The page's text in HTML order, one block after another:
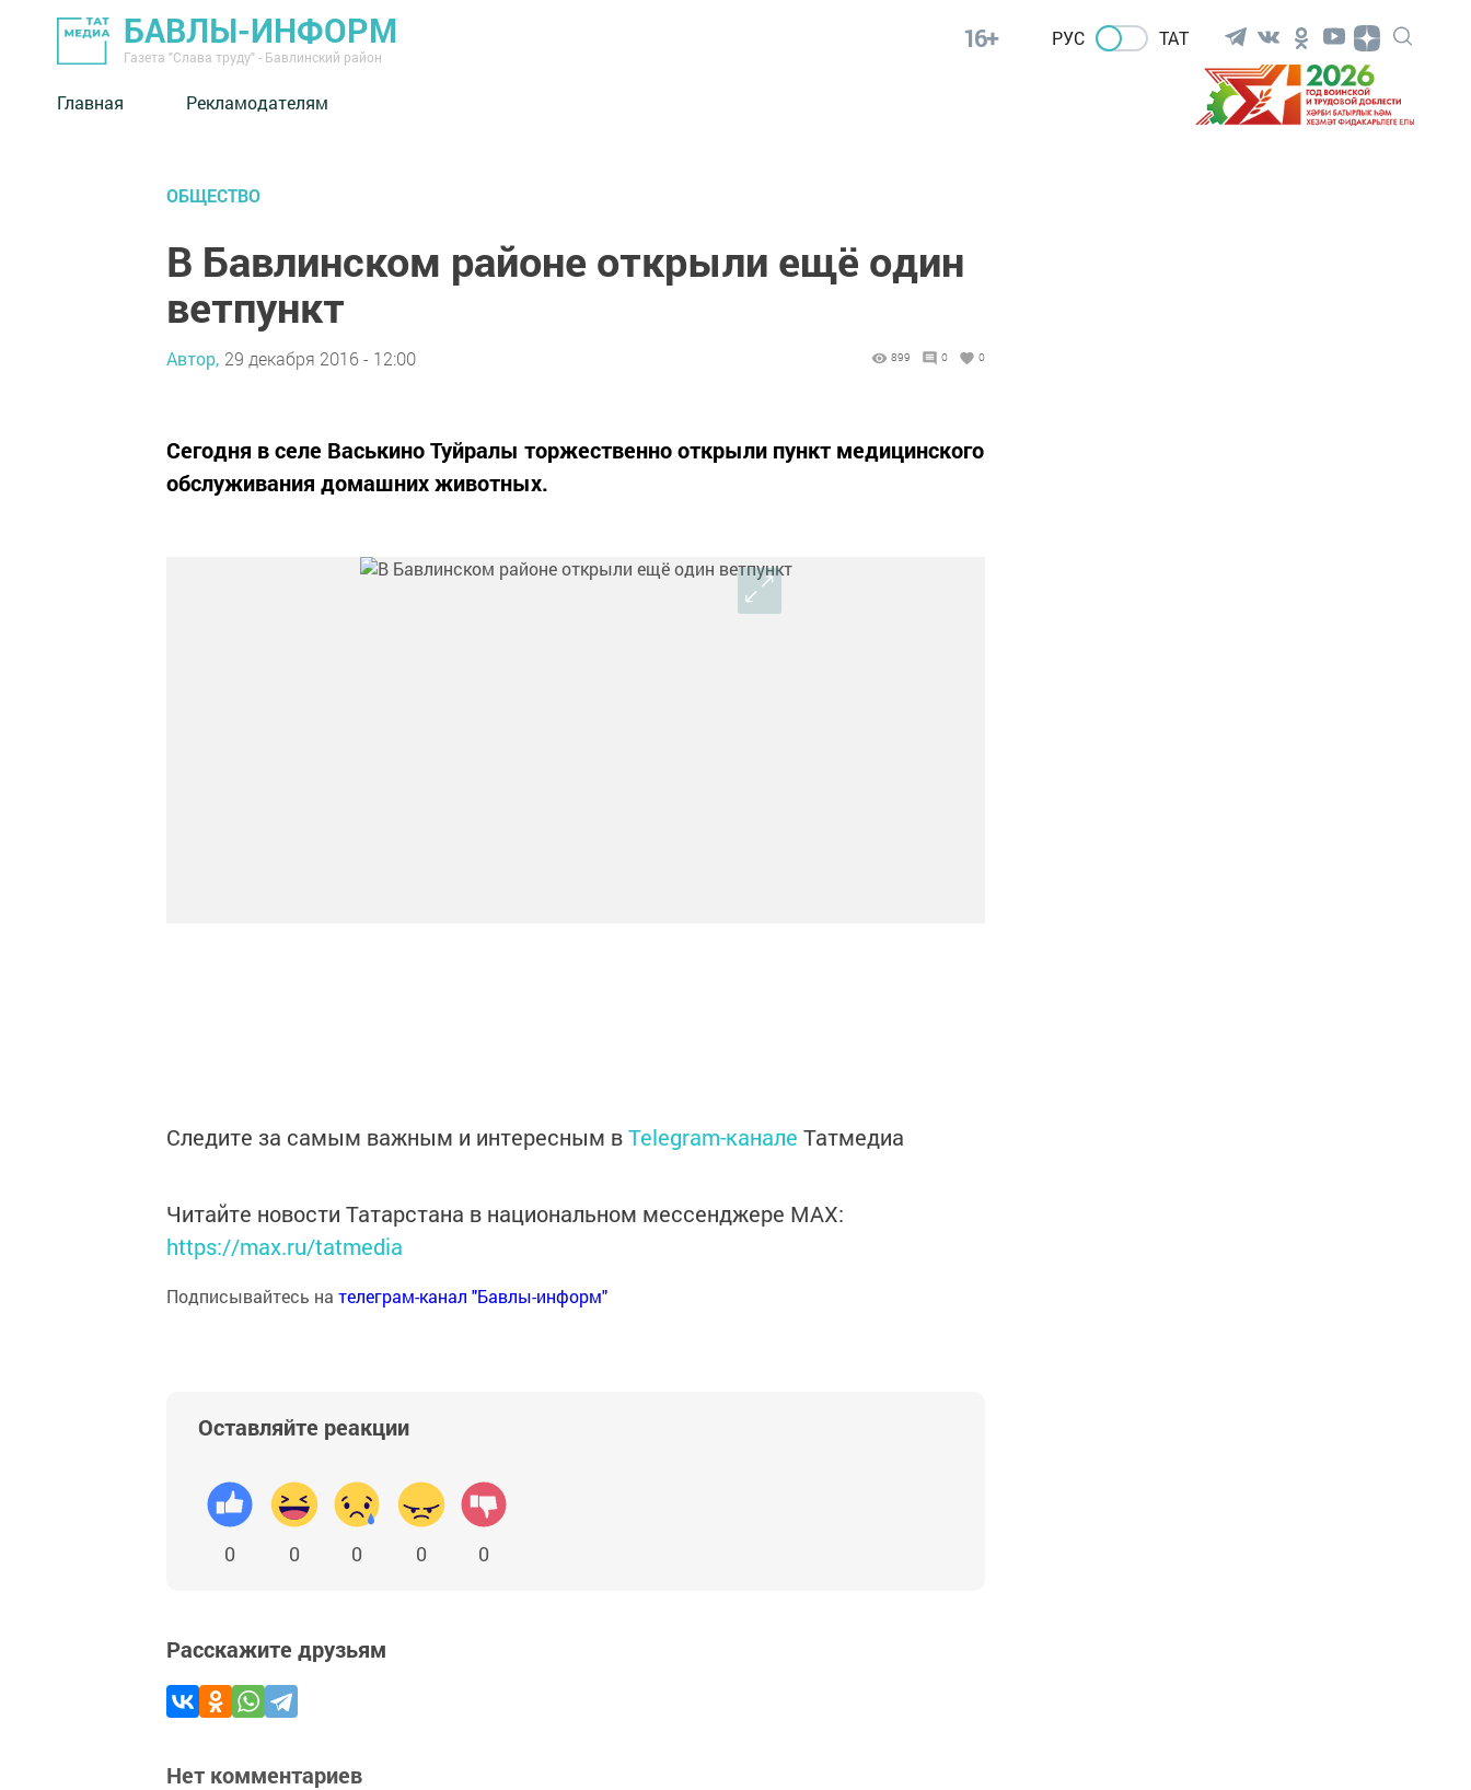
БАВЛЫ-ИНФОРМ
Газета "Слава труду" - Бавлинский район
16+ РУС ТАТ
Главная Рекламодателям
ОБЩЕСТВО
В Бавлинском районе открыли ещё один
ветпункт
Автор, 29 декабря 2016 - 12:00 899 0 0
Сегодня в селе Васькино Туйралы торжественно открыли пункт медицинского
обслуживания домашних животных.
Следите за самым важным и интересным вTelegram-канале Татмедиа
Читайте новости Татарстана в национальном мессенджере MАХ:
https://max.ru/tatmedia
Подписывайтесь на телеграм-канал "Бавлы-информ"
Оставляйте реакции
0 0 0 0 0
Расскажите друзьям
Нет комментариев